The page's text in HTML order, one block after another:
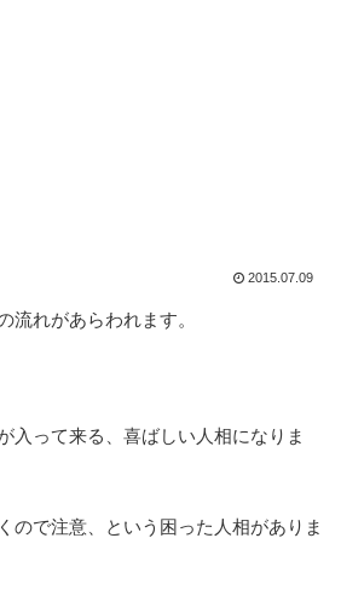
2015.07.09
流れがあらわれます。
入って来る、喜ばしい人相になりま
ので注意、という困った人相がありま